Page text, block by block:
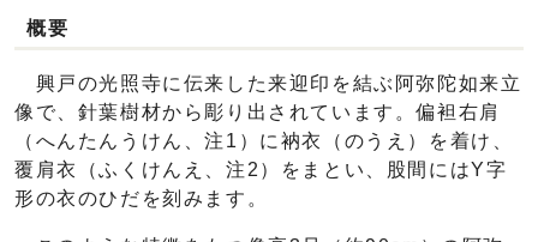
概要
興戸の光照寺に伝来した来迎印を結ぶ阿弥陀如来立
像で、針葉樹材から彫り出されています。偏袒右肩
（へんたんうけん、注1）に衲衣（のうえ）を着け、
覆肩衣（ふくけんえ、注2）をまとい、股間にはY字
形の衣のひだを刻みます。